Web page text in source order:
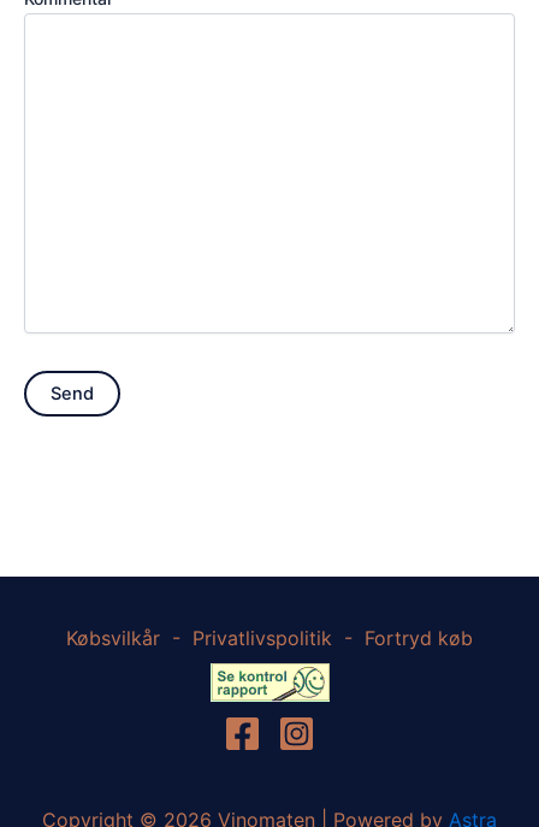
Købsvilkår - Privatlivspolitik - Fortryd køb
Copyright © 2026 Vinomaten | Powered by Astra